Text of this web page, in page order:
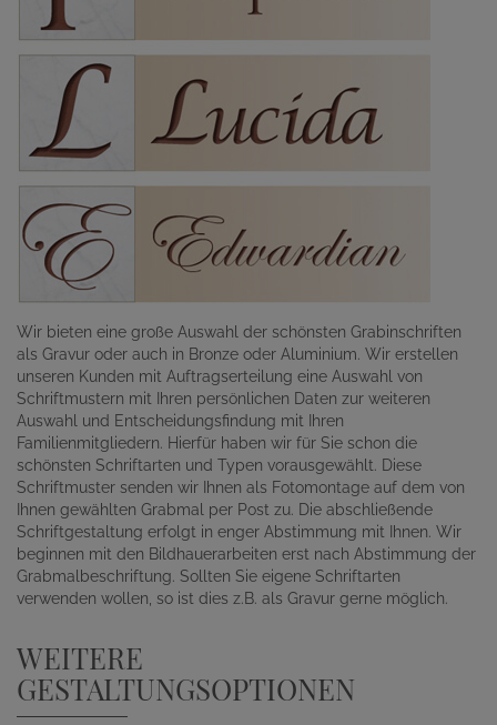
Wir bieten eine große Auswahl der schönsten Grabinschriften
als Gravur oder auch in Bronze oder Aluminium. Wir erstellen
unseren Kunden mit Auftragserteilung eine Auswahl von
Schriftmustern mit Ihren persönlichen Daten zur weiteren
Auswahl und Entscheidungsfindung mit Ihren
Familienmitgliedern. Hierfür haben wir für Sie schon die
schönsten Schriftarten und Typen vorausgewählt. Diese
Schriftmuster senden wir Ihnen als Fotomontage auf dem von
Ihnen gewählten Grabmal per Post zu. Die abschließende
Schriftgestaltung erfolgt in enger Abstimmung mit Ihnen. Wir
beginnen mit den Bildhauerarbeiten erst nach Abstimmung der
Grabmalbeschriftung. Sollten Sie eigene Schriftarten
verwenden wollen, so ist dies z.B. als Gravur gerne möglich.
WEITERE
GESTALTUNGSOPTIONEN